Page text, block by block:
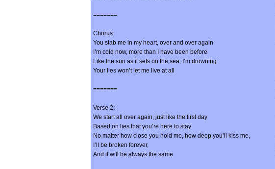
=======
Chorus:
You stab me in my heart, over and over again
I’m cold now, more than I have been before
Like the sun as it sets on the sea, I’m drowning
Your lies won’t let me live at all
=======
Verse 2:
We start all over again, just like the first day
Based on lies that you’re here to stay
No matter how close you hold me, how deep you’ll kiss me,
I’ll be broken forever,
And it will be always the same